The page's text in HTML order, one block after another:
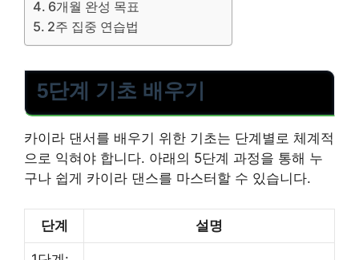
6개월 완성 목표
2주 집중 연습법
5단계 기초 배우기
카이라 댄서를 배우기 위한 기초는 단계별로 체계적
으로 익혀야 합니다. 아래의 5단계 과정을 통해 누
구나 쉽게 카이라 댄스를 마스터할 수 있습니다.
단계 설명